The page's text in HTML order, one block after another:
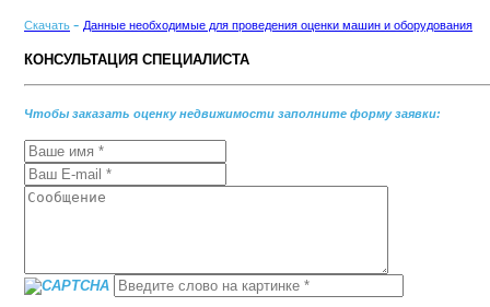
Скачать - Данные необходимые для проведения оценки машин и оборудования
КОНСУЛЬТАЦИЯ СПЕЦИАЛИСТА
Чтобы заказать оценку недвижимости заполните форму заявки: